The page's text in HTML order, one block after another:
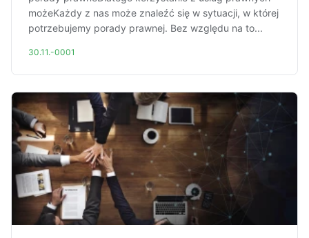
możeKażdy z nas może znaleźć się w sytuacji, w której
potrzebujemy porady prawnej. Bez względu na to...
30.11.-0001